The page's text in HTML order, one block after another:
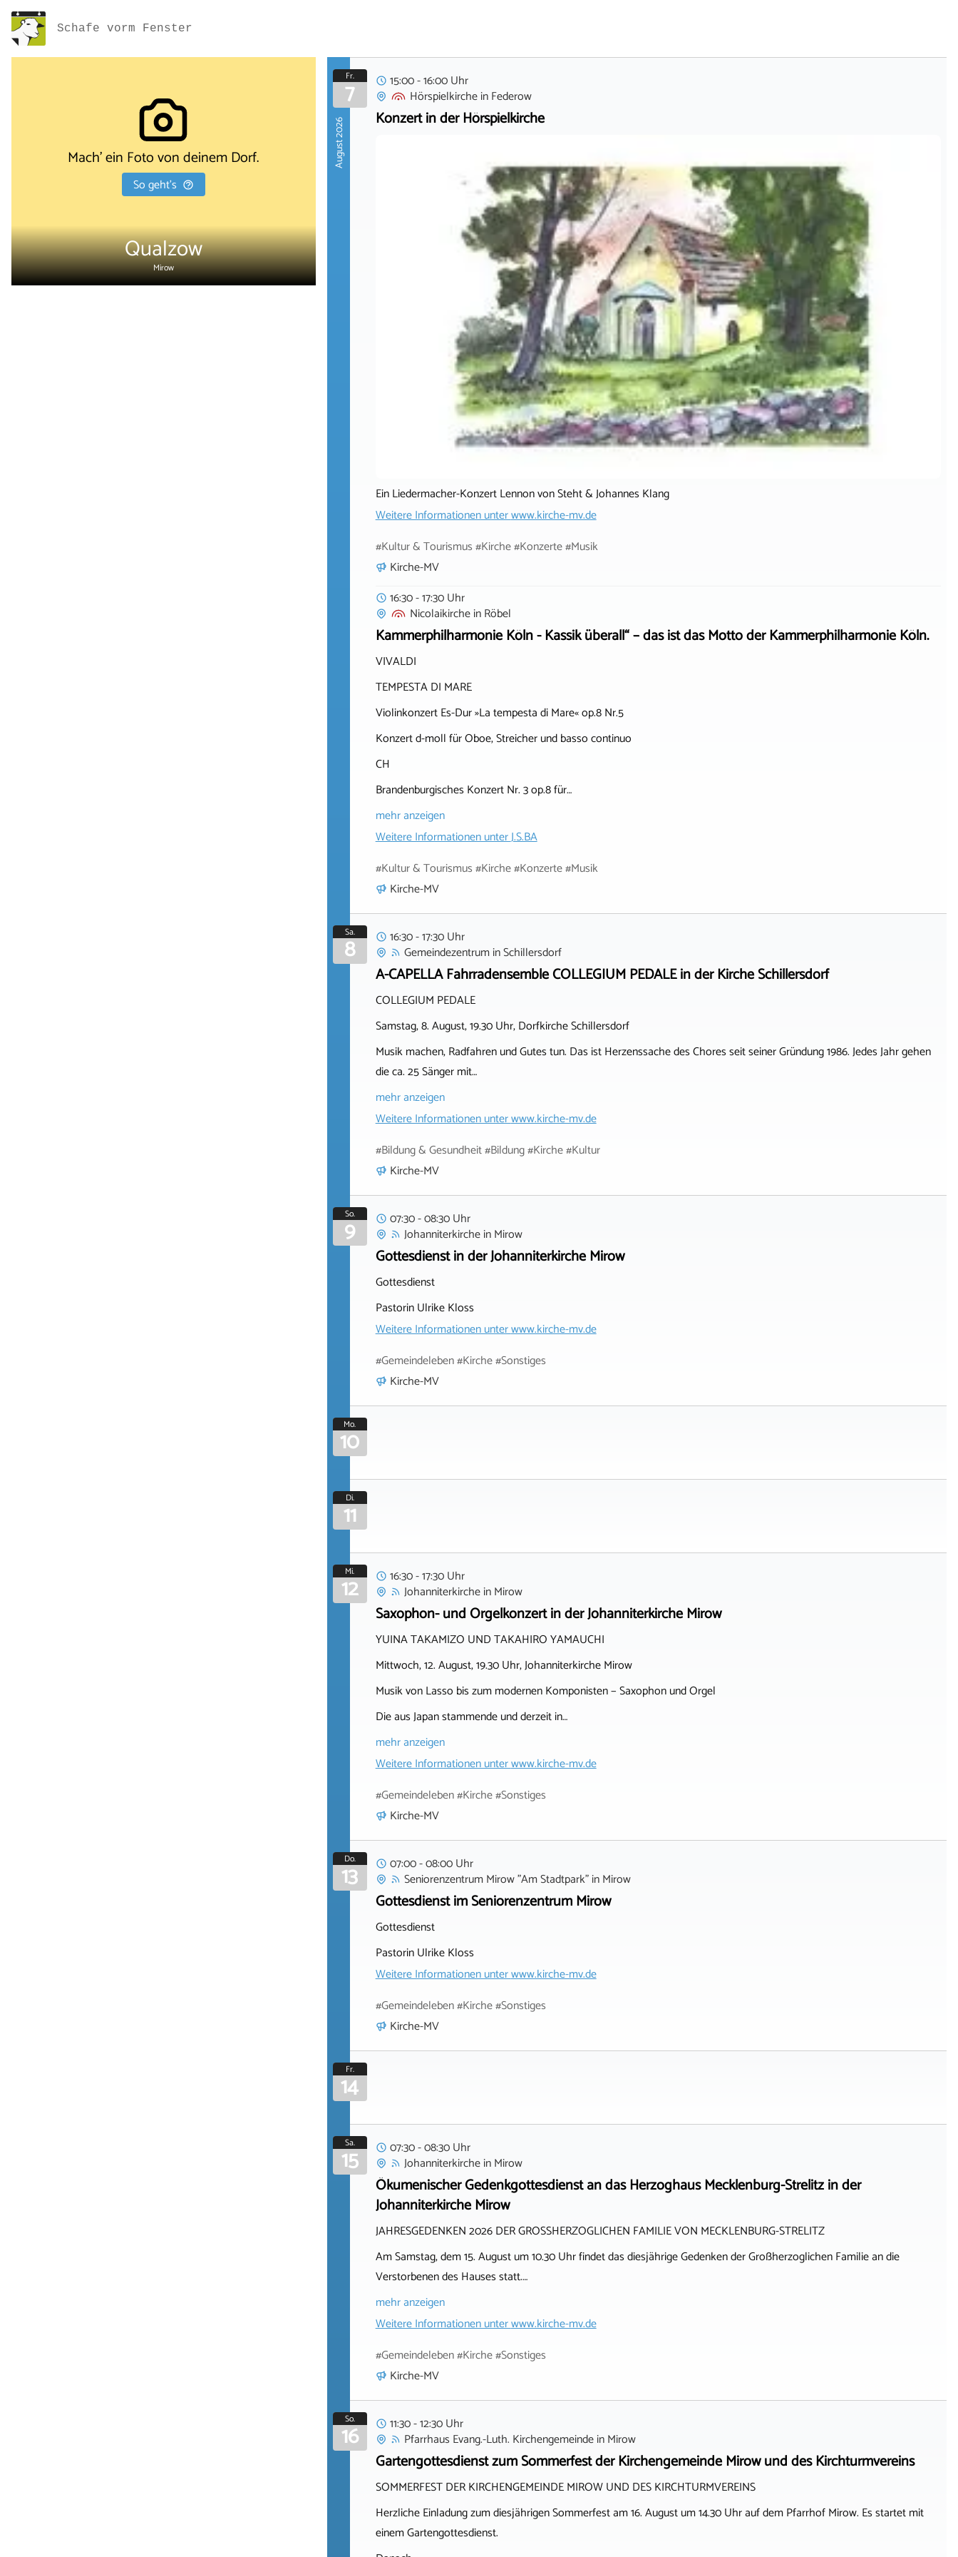
Schafe vorm Fenster
Mach' ein Foto von deinem Dorf.
So geht's
Qualzow
Mirow
August 2026
Fr.
7
15:00 - 16:00 Uhr
HörspielkircheinFederow
Konzert in der Hörspielkirche
Ein Liedermacher-Konzert Lennon von Steht & Johannes Klang
Weitere Informationen unterwww.kirche-mv.de
#Kultur & Tourismus #Kirche #Konzerte #Musik
Kirche-MV
16:30 - 17:30 Uhr
NicolaikircheinRöbel
Kammerphilharmonie Köln - Kassik überall“ – das ist das Motto der Kammerphilharmonie Köln.
VIVALDI
TEMPESTA DI MARE
Violinkonzert Es-Dur »La tempesta di Mare« op.8 Nr.5
Konzert d-moll für Oboe, Streicher und basso continuo
CH
Brandenburgisches Konzert Nr. 3 op.8 für…
mehr anzeigen
Weitere Informationen unterJ.S.BA
#Kultur & Tourismus #Kirche #Konzerte #Musik
Kirche-MV
Sa.
8
16:30 - 17:30 Uhr
GemeindezentruminSchillersdorf
A-CAPELLA Fahrradensemble COLLEGIUM PEDALE in der Kirche Schillersdorf
COLLEGIUM PEDALE
Samstag, 8. August, 19.30 Uhr, Dorfkirche Schillersdorf
Musik machen, Radfahren und Gutes tun. Das ist Herzenssache des Chores seit seiner Gründung 1986. Jedes Jahr gehen
die ca. 25 Sänger mit…
mehr anzeigen
Weitere Informationen unterwww.kirche-mv.de
#Bildung & Gesundheit #Bildung #Kirche #Kultur
Kirche-MV
So.
9
07:30 - 08:30 Uhr
JohanniterkircheinMirow
Gottesdienst in der Johanniterkirche Mirow
Gottesdienst
Pastorin Ulrike Kloss
Weitere Informationen unterwww.kirche-mv.de
#Gemeindeleben #Kirche #Sonstiges
Kirche-MV
Mo.
10
Di.
11
Mi.
12
16:30 - 17:30 Uhr
JohanniterkircheinMirow
Saxophon- und Orgelkonzert in der Johanniterkirche Mirow
YUINA TAKAMIZO UND TAKAHIRO YAMAUCHI
Mittwoch, 12. August, 19.30 Uhr, Johanniterkirche Mirow
Musik von Lasso bis zum modernen Komponisten − Saxophon und Orgel
Die aus Japan stammende und derzeit in…
mehr anzeigen
Weitere Informationen unterwww.kirche-mv.de
#Gemeindeleben #Kirche #Sonstiges
Kirche-MV
Do.
13
07:00 - 08:00 Uhr
Seniorenzentrum Mirow "Am Stadtpark"inMirow
Gottesdienst im Seniorenzentrum Mirow
Gottesdienst
Pastorin Ulrike Kloss
Weitere Informationen unterwww.kirche-mv.de
#Gemeindeleben #Kirche #Sonstiges
Kirche-MV
Fr.
14
Sa.
15
07:30 - 08:30 Uhr
JohanniterkircheinMirow
Ökumenischer Gedenkgottesdienst an das Herzoghaus Mecklenburg-Strelitz in der
Johanniterkirche Mirow
JAHRESGEDENKEN 2026 DER GROSSHERZOGLICHEN FAMILIE VON MECKLENBURG-STRELITZ
Am Samstag, dem 15. August um 10.30 Uhr findet das diesjährige Gedenken der Großherzoglichen Familie an die
Verstorbenen des Hauses statt.…
mehr anzeigen
Weitere Informationen unterwww.kirche-mv.de
#Gemeindeleben #Kirche #Sonstiges
Kirche-MV
So.
16
11:30 - 12:30 Uhr
Pfarrhaus Evang.-Luth. KirchengemeindeinMirow
Gartengottesdienst zum Sommerfest der Kirchengemeinde Mirow und des Kirchturmvereins
SOMMERFEST DER KIRCHENGEMEINDE MIROW UND DES KIRCHTURMVEREINS
Herzliche Einladung zum diesjährigen Sommerfest am 16. August um 14.30 Uhr auf dem Pfarrhof Mirow. Es startet mit
einem Gartengottesdienst.